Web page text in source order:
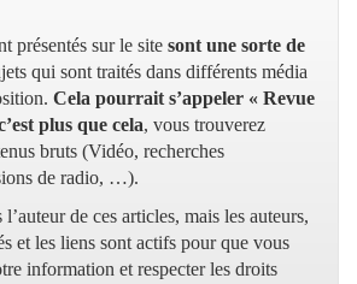
présentés sur le site sont une sorte de
qui sont traités dans différents média
Cela pourrait s’appeler « Revue
plus que cela, vous trouverez
bruts (Vidéo, recherches
de radio, …).
de ces articles, mais les auteurs,
et les liens sont actifs pour que vous
information et respecter les droits